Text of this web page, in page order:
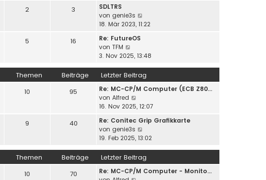
r
B
r
g
t
B
r
g
2 3
SDLTRS
von genie3s
e
t
e
r
B
e
i
t
r
g
18. Mär 2023, 11:22
5 16
Re: FutureOS
von TFM
e
e
s
t
e
r
e
i
t
r
a
g
3. Nov 2025, 13:48
Themen Beiträge Letzter Beitrag
10 95
Re: MC-CP/M Computer (ECB Z80…
von Alfred
e
e
s
t
e
r
B
e
16. Nov 2025, 12:07
9 40
Re: Conitec Grip Grafikkarte
von genie3s
e
e
s
t
19. Feb 2025, 13:02
Themen Beiträge Letzter Beitrag
10 70
Re: MC-CP/M Computer - Monito…